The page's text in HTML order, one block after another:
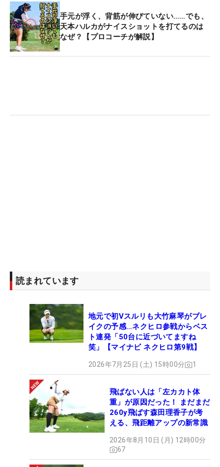
が）態度に出たときは表情があまり気にならないと
思うんですけど、（ネクヒロでは）トップの順位に
なるほど、人に見られながらプレーすることが身に
つくので、『最後まで頑張らないと』という気持ち
ン。プロとしての実感は「あまり湧いていないです
思う。あまり追い込みすぎず、もちろん成績を出し
たい気持ちはありますが、負荷をかけすぎずに楽し
最後に「マイナビで応援してくださっていた皆さん
へ、ステップ・アップ・ツアーとかレギュラーツア
ーで放送されるので、いっぱい映れるように頑張る
ので、是非チェックして私の名前を探してみてくだ
さい！ ありがとうございました。これからも応援よ
ろしくお願いします！」とファンへ向けた。平塚は
これでネクストヒロインツアーを卒業。プロゴルフ
ァーとして大きく羽ばたいていく。（文・高木彩
手元が浮く、背筋が伸びていない……でも、
天本ハルカがナイスショットを打てるのは
なぜ？【プロコーチが解説】
読まれています
地元で初Vスルリも大竹麻琴がブレ
イクの予感…ネクヒロ参戦からベス
ト連発「50台に近づいてますね
笑」【マイナビ ネクヒロ第9戦】
2026年7月25日 (土) 15時00分 1
飛ばない人は「左カカト体
重」が原因だった！ まだまだ
260y飛ばす森田理香子が考
える、飛距離アップの新常識
2026年8月10日 (月) 12時00分
67